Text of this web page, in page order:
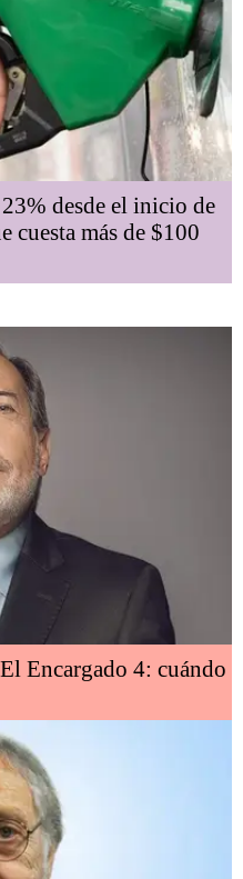
desde el inicio de
cuesta más de $100
Encargado 4: cuándo